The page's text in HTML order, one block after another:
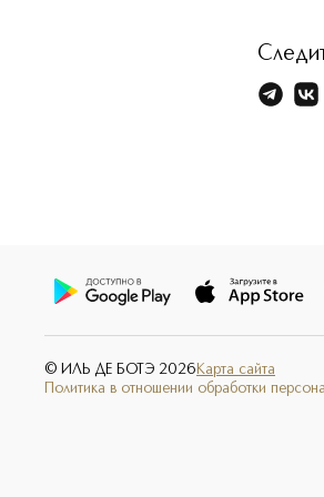
© ИЛЬ ДЕ БОТЭ 2026 Карта сайта
Политика в отношении обработки